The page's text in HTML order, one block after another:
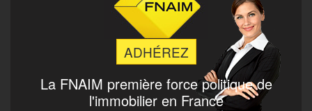
ADHÉREZ
La FNAIM première force politique de
l'immobilier en France